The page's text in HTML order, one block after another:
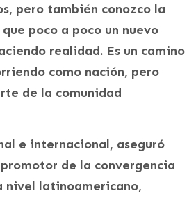
pero también conozco la
poco a poco un nuevo
realidad. Es un camino
como nación, pero
de la comunidad
e internacional, aseguró
de la convergencia
nivel latinoamericano,